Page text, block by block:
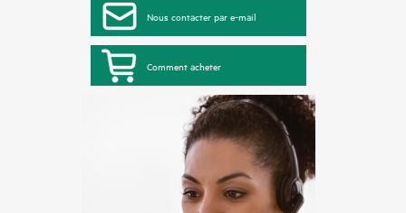
Nous contacter par e-mail
Comment acheter